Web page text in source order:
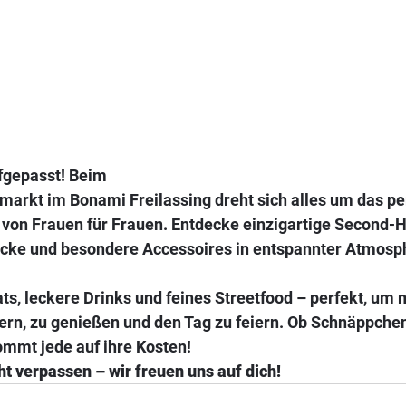
Beim
Frauen für Frauen. Entdecke einzigartige Second-
und besondere Accessoires in entspannter
leckere Drinks und feines Streetfood – perfekt, um
zu genießen und den Tag zu feiern. Ob
jede auf ihre Kosten!
verpassen – wir freuen uns auf dich!